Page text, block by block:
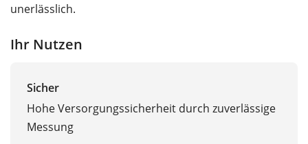
unerlässlich.
Ihr Nutzen
Sicher
Hohe Versorgungssicherheit durch zuverlässige
Messung